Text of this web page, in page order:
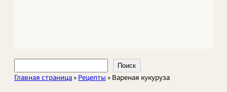
Поиск
Главная страница»Рецепты »Вареная кукуруза